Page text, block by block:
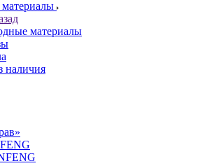
материалы
наличия